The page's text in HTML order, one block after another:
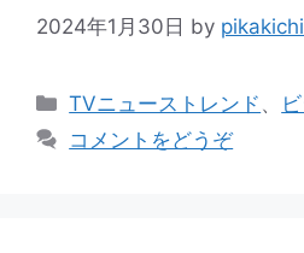
2024年1月30日 by
カ
テ
TVニューストレンド 、
コメントをどうぞ